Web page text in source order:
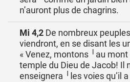
n’auront plus de chagrins.
Mi 4,2 De nombreux
viendront, en se disant les
« Venez, montons ╵au mont
temple du Dieu de Jacob! Il
enseignera ╵les voies qu’il